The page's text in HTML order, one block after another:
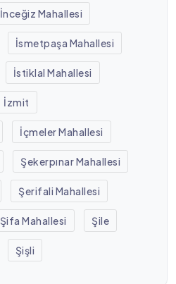
İnceğiz Mahallesi
İsmetpaşa Mahallesi
İstiklal Mahallesi
İzmit
İçmeler Mahallesi
Şekerpınar Mahallesi
Şerifali Mahallesi
Şifa Mahallesi Şile
Şişli